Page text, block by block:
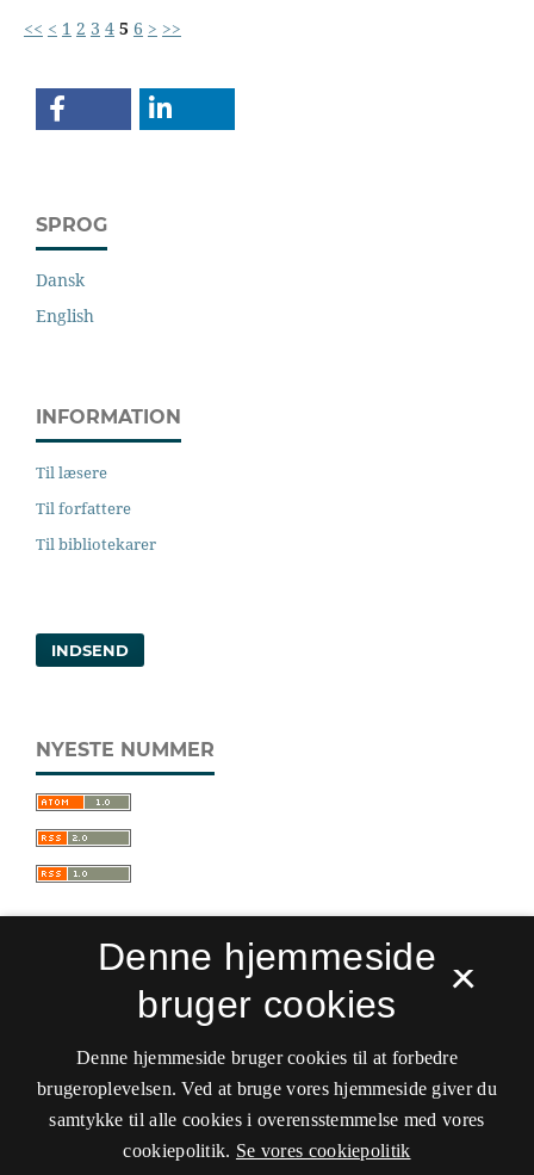
<< < 1 2 3 4 5 6 > >>
SPROG
Dansk
English
INFORMATION
Til læsere
Til forfattere
Til bibliotekarer
INDSEND
NYESTE NUMMER
Sprogforum. Tidsskrift for sprog- og
kulturpædagogik
ISSN 0909-9328 (Trykt)
ISSN 1399-8617 (Online)
Tilgængelighedserklæring
Det Kgl. Bibliotek
×
Denne hjemmeside
bruger cookies
Denne hjemmeside bruger cookies til at forbedre
brugeroplevelsen. Ved at bruge vores hjemmeside giver du
samtykke til alle cookies i overensstemmelse med vores
cookiepolitik. Se vores cookiepolitik